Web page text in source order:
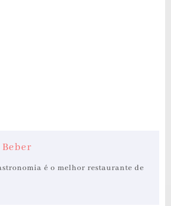
é o melhor restaurante de